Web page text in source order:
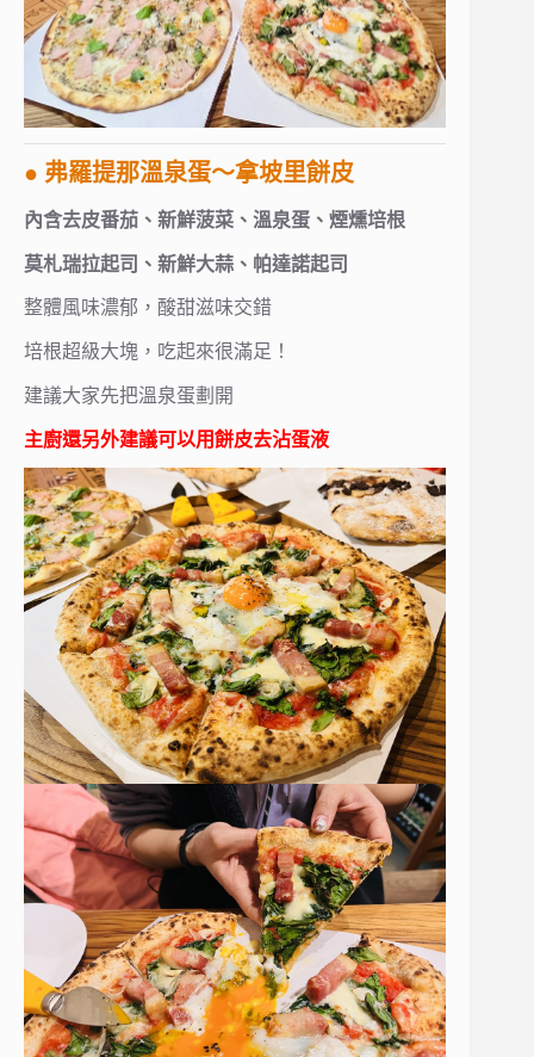
● 弗羅提那溫泉蛋～拿坡里餅皮
內含去皮番茄、新鮮菠菜、溫泉蛋、煙燻培根
莫札瑞拉起司、新鮮大蒜、帕達諾起司
整體風味濃郁，酸甜滋味交錯
培根超級大塊，吃起來很滿足！
建議大家先把溫泉蛋劃開
主廚還另外建議可以用餅皮去沾蛋液